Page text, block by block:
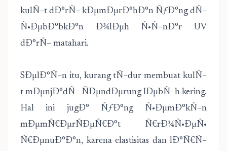
kulÑ–t dÐ°rÑ– kÐµmÐµrÐ°hÐ°n ÑƒÐ°ng dÑ–
Ñ•ÐµbÐ°bkÐ°n Ð¾lÐµh Ñ•Ñ–nÐ°r UV
dÐ°rÑ– matahari.
SÐµlÐ°Ñ–n itu, kurang tÑ–dur membuat kulÑ–
t mÐµnjÐ°dÑ– ÑÐµndÐµrung lÐµbÑ–h kering.
Hal ini jugÐ° ÑƒÐ°ng Ñ•ÐµmÐ°kÑ–n
mÐµmÑ€ÐµrÑÐµÑ€Ð°t Ñ€rÐ¾Ñ•ÐµÑ•
Ñ€ÐµnuÐ°Ð°n, karena elastisitas dan lÐ°Ñ€Ñ–